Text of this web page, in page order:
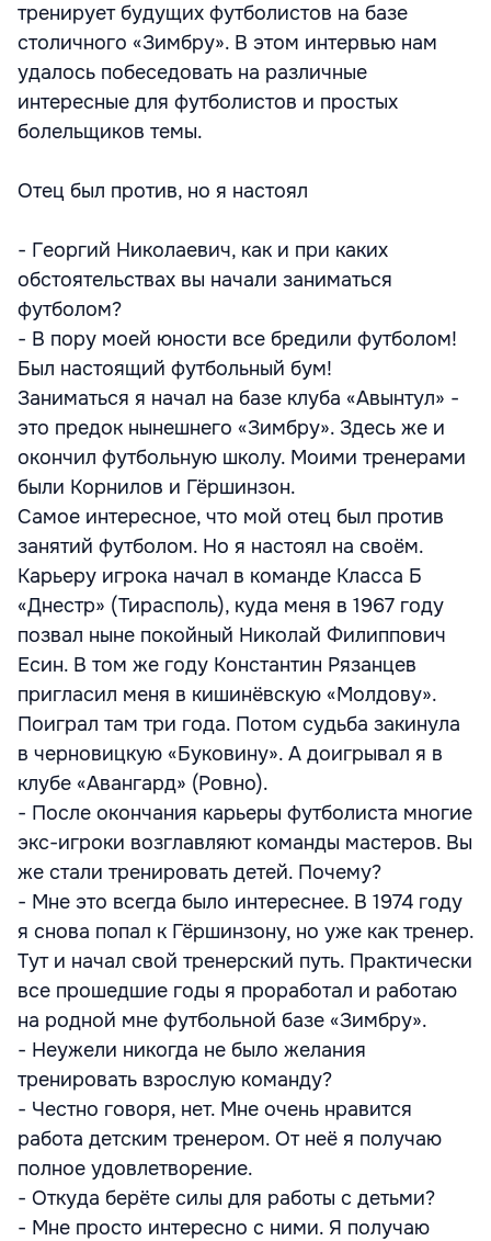
тренирует будущих футболистов на базе
столичного «Зимбру». В этом интервью нам
удалось побеседовать на различные
интересные для футболистов и простых
болельщиков темы.
Отец был против, но я настоял
- Георгий Николаевич, как и при каких
обстоятельствах вы начали заниматься
футболом?
- В пору моей юности все бредили футболом!
Был настоящий футбольный бум!
Заниматься я начал на базе клуба «Авынтул» -
это предок нынешнего «Зимбру». Здесь же и
окончил футбольную школу. Моими тренерами
были Корнилов и Гёршинзон.
Самое интересное, что мой отец был против
занятий футболом. Но я настоял на своём.
Карьеру игрока начал в команде Класса Б
«Днестр» (Тирасполь), куда меня в 1967 году
позвал ныне покойный Николай Филиппович
Есин. В том же году Константин Рязанцев
пригласил меня в кишинёвскую «Молдову».
Поиграл там три года. Потом судьба закинула
в черновицкую «Буковину». А доигрывал я в
клубе «Авангард» (Ровно).
- После окончания карьеры футболиста многие
экс-игроки возглавляют команды мастеров. Вы
же стали тренировать детей. Почему?
- Мне это всегда было интереснее. В 1974 году
я снова попал к Гёршинзону, но уже как тренер.
Тут и начал свой тренерский путь. Практически
все прошедшие годы я проработал и работаю
на родной мне футбольной базе «Зимбру».
- Неужели никогда не было желания
тренировать взрослую команду?
- Честно говоря, нет. Мне очень нравится
работа детским тренером. От неё я получаю
полное удовлетворение.
- Откуда берёте силы для работы с детьми?
- Мне просто интересно с ними. Я получаю